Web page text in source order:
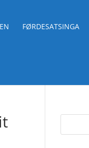
FØRDESATSINGA